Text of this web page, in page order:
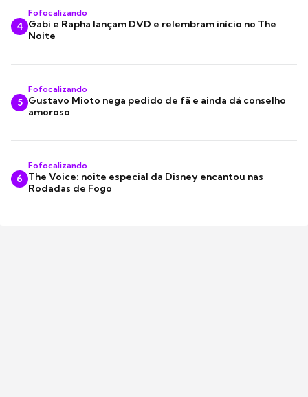
4
Fofocalizando
Gabi e Rapha lançam DVD e relembram início no The
Noite
5
Fofocalizando
Gustavo Mioto nega pedido de fã e ainda dá conselho
amoroso
6
Fofocalizando
The Voice: noite especial da Disney encantou nas
Rodadas de Fogo